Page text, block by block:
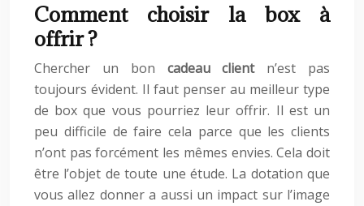
Comment choisir la box à
offrir ?
Chercher un bon cadeau clientn’est pas
toujours évident. Il faut penser au meilleur type
de box que vous pourriez leur offrir. Il est un
peu difficile de faire cela parce que les clients
n’ont pas forcément les mêmes envies. Cela doit
être l’objet de toute une étude. La dotation que
vous allez donner a aussi un impact sur l’image